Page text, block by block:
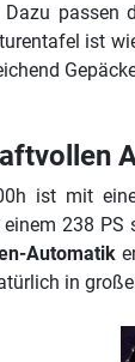
passen
ist
ist mit
238 PS
Automatik
in